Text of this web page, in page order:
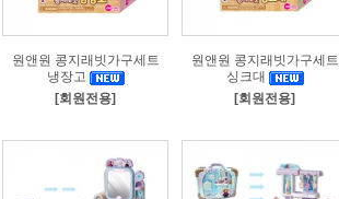
원앤원 콩지래빗가구세트
냉장고
[회원전용]
원앤원 콩지래빗가구세트
싱크대
[회원전용]